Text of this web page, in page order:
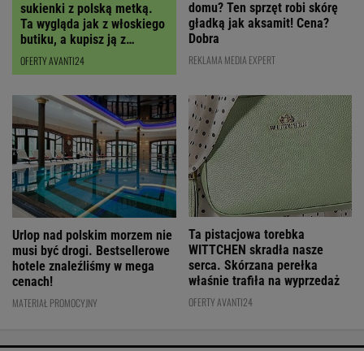
sukienki z polską metką.
Ta wygląda jak z włoskiego
butiku, a kupisz ją z
RABATEM
OFERTY AVANTI24
domu? Ten sprzęt robi skórę
gładką jak aksamit! Cena?
Dobra
REKLAMA MEDIA EXPERT
Urlop nad polskim morzem nie
musi być drogi. Bestsellerowe
hotele znaleźliśmy w mega
cenach!
MATERIAŁ PROMOCYJNY
Ta pistacjowa torebka
WITTCHEN skradła nasze
serca. Skórzana perełka
właśnie trafiła na wyprzedaż
OFERTY AVANTI24